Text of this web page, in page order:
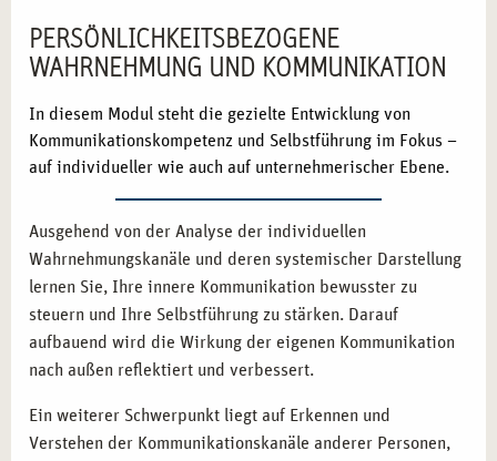
PERSÖNLICHKEITSBEZOGENE
WAHRNEHMUNG UND KOMMUNIKATION
In diesem Modul steht die gezielte Entwicklung von
Kommunikationskompetenz und Selbstführung im Fokus –
auf individueller wie auch auf unternehmerischer Ebene.
Ausgehend von der Analyse der individuellen
Wahrnehmungskanäle und deren systemischer Darstellung
lernen Sie, Ihre innere Kommunikation bewusster zu
steuern und Ihre Selbstführung zu stärken. Darauf
aufbauend wird die Wirkung der eigenen Kommunikation
nach außen reflektiert und verbessert.
Ein weiterer Schwerpunkt liegt auf Erkennen und
Verstehen der Kommunikationskanäle anderer Personen,